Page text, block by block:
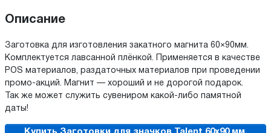
Описание
Заготовка для изготовления закатного магнита 60×90мм.
Комплектуется лавсанной плёнкой. Применяется в качестве
POS материалов, раздаточных материалов при проведении
промо-акций. Магнит — хороший и не дорогой подарок.
Так же может служить сувениром какой-либо памятной
даты!